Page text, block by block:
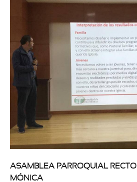
ASAMBLEA PARROQUIAL
MÓNICA